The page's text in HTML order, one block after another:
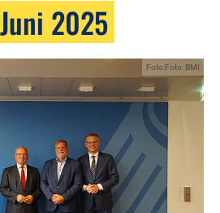
2025
Foto:Foto: BMI